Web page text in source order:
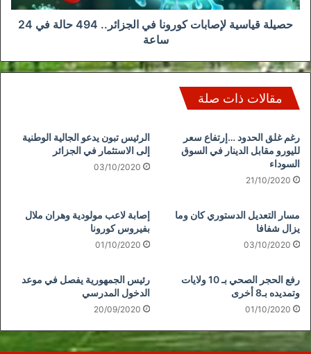
في
24
حصيلة قياسية لإصابات كورونا في الجزائر.. 494 حالة في 24
ساعة
مقالات ذات صلة
رغم غلق الحدود …إرتفاع سعر
لليورو مقابل الدينار في السوق
السوداء
21/10/2020
الرئيس تبون يدعو الجالية الوطنية
إلى الاستثمار في الجزائر
03/10/2020
مسار التعديل الدستوري كان وما
يزال شفافا
03/10/2020
إصابة لاعب مولودية وهران ملال
بفيروس كورونا
01/10/2020
رفع الحجر الصحي بـ 10 ولايات
وتمديده بـ8 أخرى
01/10/2020
رئيس الجمهورية يفصل في موعد
الدخول المدرسي
20/09/2020